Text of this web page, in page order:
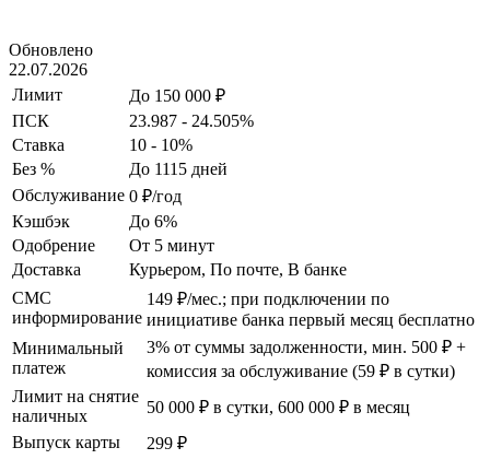
Обновлено
22.07.2026
Лимит
До 150 000 ₽
ПСК
23.987 - 24.505%
Ставка
10 - 10%
Без %
До 1115 дней
Обслуживание 0 ₽/год
Кэшбэк
До 6%
Одобрение
От 5 минут
Доставка
Курьером, По почте, В банке
СМС
информирование
149 ₽/мес.; при подключении по
инициативе банка первый месяц бесплатно
Минимальный
платеж
3% от суммы задолженности, мин. 500 ₽ +
комиссия за обслуживание (59 ₽ в сутки)
Лимит на снятие
наличных
50 000 ₽ в сутки, 600 000 ₽ в месяц
Выпуск карты
299 ₽